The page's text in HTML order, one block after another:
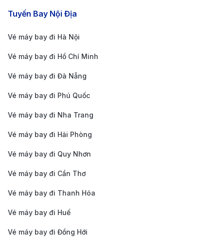
EUR (từ Rive Droite – bờ phải) hoặc 58 EUR (từ
động ổn định, giá dao động từ 45 – 65 EUR tùy
thời điểm.
Xe limousine, shuttle dịch vụ riêng:
chuyển tiện nghi.
Tuyến Bay Nội Địa
Vé máy bay đi Hà Nội
Vé máy bay đi Hồ Chí Minh
Vé máy bay đi Đà Nẵng
Vé máy bay đi Phú Quốc
Vé máy bay đi Nha Trang
Vé máy bay đi Hải Phòng
Vé máy bay đi Quy Nhơn
Vé máy bay đi Cần Thơ
Vé máy bay đi Thanh Hóa
Vé máy bay đi Huế
Vé máy bay đi Đồng Hới